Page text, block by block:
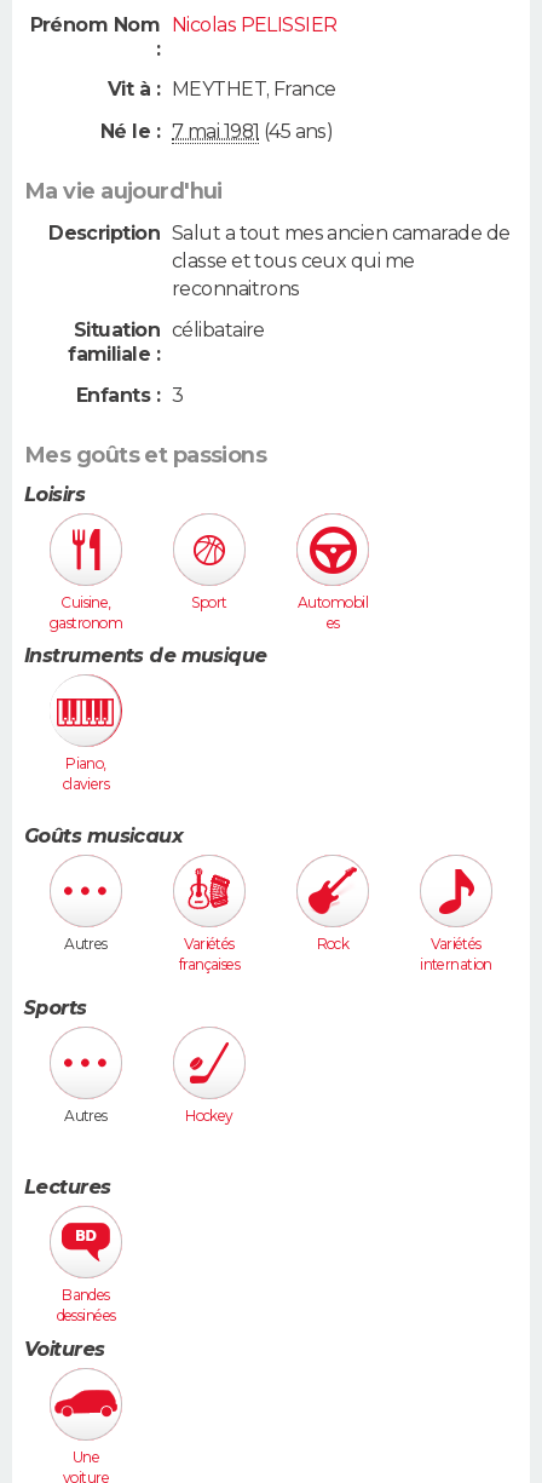
Prénom Nom
:
Nicolas PELISSIER
Vit à : MEYTHET, France
Né le : 7 mai 1981 (45 ans)
Ma vie aujourd'hui
Description Salut a tout mes ancien camarade de
classe et tous ceux qui me
reconnaitrons
Situation
familiale :
célibataire
Enfants : 3
Mes goûts et passions
Loisirs
Cuisine,
gastronom
Sport
Automobil
es
Instruments de musique
Piano,
claviers
Goûts musicaux
Autres
Variétés
françaises
Rock
Variétés
internation
Sports
Autres Hockey
Lectures
Bandes
dessinées
Voitures
Une
voiture